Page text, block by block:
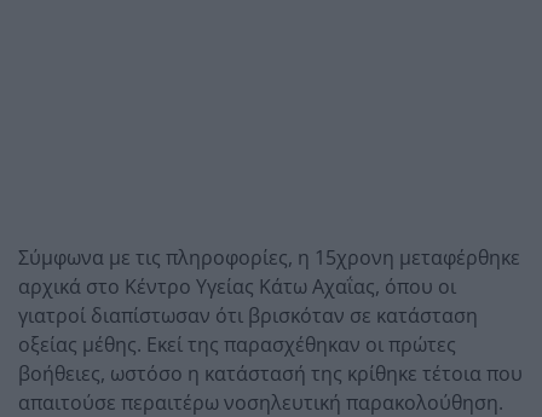
Σύμφωνα με τις πληροφορίες, η 15χρονη μεταφέρθηκε
αρχικά στο Κέντρο Υγείας Κάτω Αχαΐας, όπου οι
γιατροί διαπίστωσαν ότι βρισκόταν σε κατάσταση
οξείας μέθης. Εκεί της παρασχέθηκαν οι πρώτες
βοήθειες, ωστόσο η κατάστασή της κρίθηκε τέτοια που
απαιτούσε περαιτέρω νοσηλευτική παρακολούθηση.